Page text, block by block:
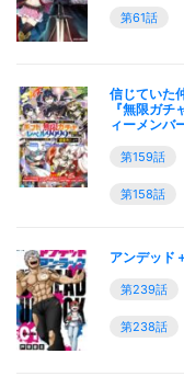
第61話
信じていた
『無限ガ
ィーメンバ
第159話
第158話
アンデッド
第239話
第238話